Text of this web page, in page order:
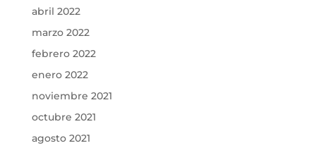
abril 2022
marzo 2022
febrero 2022
enero 2022
noviembre 2021
octubre 2021
agosto 2021